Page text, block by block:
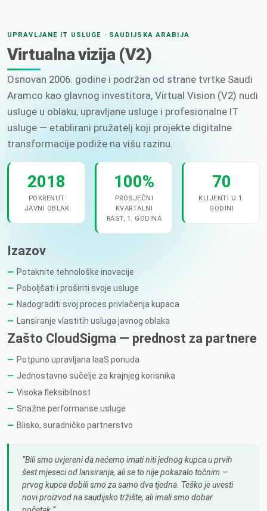
UPRAVLJANE IT USLUGE · SAUDIJSKA ARABIJA
Virtualna vizija (V2)
Osnovan 2006. godine i podržan od strane tvrtke Saudi
Aramco kao glavnog investitora, Virtual Vision (V2) nudi
usluge u oblaku, upravljane usluge i profesionalne IT
usluge — etablirani pružatelj koji projekte digitalne
transformacije podiže na višu razinu.
2018
POKRENUT
JAVNI OBLAK
100%
PROSJEČNI
KVARTALNI
RAST, 1. GODINA
70
KLIJENTI U 1.
GODINI
Izazov
Potaknite tehnološke inovacije
Poboljšati i proširiti svoje usluge
Nadograditi svoj proces privlačenja kupaca
Lansiranje vlastitih usluga javnog oblaka
Zašto CloudSigma — prednost za partnere
Potpuno upravljana IaaS ponuda
Jednostavno sučelje za krajnjeg korisnika
Visoka fleksibilnost
Snažne performanse usluge
Blisko, suradničko partnerstvo
Bili smo uvjereni da nećemo imati niti jednog kupca u prvih
šest mjeseci od lansiranja, ali se to nije pokazalo točnim —
prvog kupca dobili smo za samo dva tjedna. Teško je uvesti
novi proizvod na saudijsko tržište, ali imali smo dobar